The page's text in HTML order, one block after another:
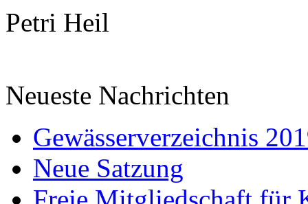
Petri Heil
Neueste Nachrichten
Gewässerverzeichnis
Neue Satzung